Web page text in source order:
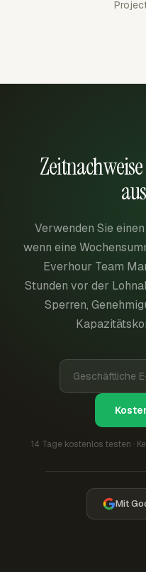
Verwenden Sie
wenn eine
Everhour Team
Stunden vor der
Sperren,
14 Tage kostenlos testen ·
Mit